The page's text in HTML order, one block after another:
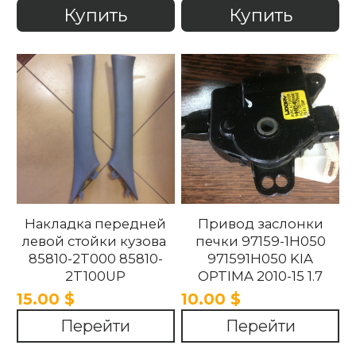
Купить Купить
Накладка передней
левой стойки кузова
85810-2T000 85810-
2T100UP
858102T100UP
858102T000 Kia
Optima 2010 -2015.
15.00 $
Перейти
Привод заслонки
печки 97159-1H050
971591H050 KIA
OPTIMA 2010-15 1.7
10.00 $
Перейти